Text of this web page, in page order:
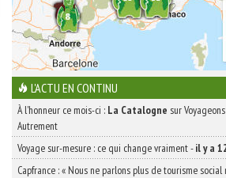
L'ACTU EN CONTINU
À l'honneur ce mois-ci : La Catalogne sur Voyageons
Autrement
Voyage sur-mesure : ce qui change vraiment-il y a
Capfrance : « Nous ne parlons plus de tourisme social